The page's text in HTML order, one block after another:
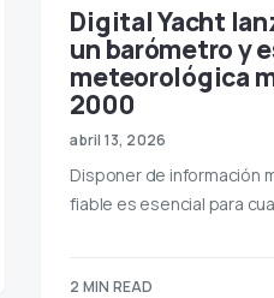
Digital Yacht
un barómetro y
meteorológica
2000
abril 13, 2026
Disponer de información
fiable es esencial para
2 MIN READ